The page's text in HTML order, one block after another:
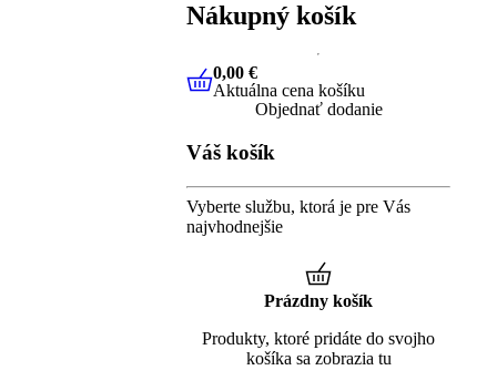
Nákupný košík
0,00 €Aktuálna cena košíku
0,00 €
Aktuálna cena košíku
Objednať dodanie
Váš košík
Vyberte službu, ktorá je pre Vás
najvhodnejšie
Prázdny košík
Produkty, ktoré pridáte do svojho
košíka sa zobrazia tu